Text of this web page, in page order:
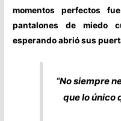
momentos perfectos
pantalones de miedo
esperando abrió sus
“No siempre
que lo único